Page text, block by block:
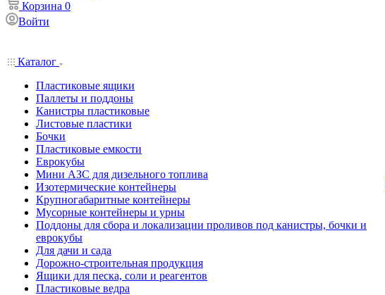
Корзина 0
Войти
Каталог
Пластиковые ящики
Паллеты и поддоны
Канистры пластиковые
Листовые пластики
Бочки
Пластиковые емкости
Еврокубы
Мини АЗС для дизельного топлива
Изотермические контейнеры
Крупногабаритные контейнеры
Мусорные контейнеры и урны
Поддоны для сбора и локализации проливов под канистры, бочки и
еврокубы
Для дачи и сада
Дорожно-строительная продукция
Ящики для песка, соли и реагентов
Пластиковые ведра